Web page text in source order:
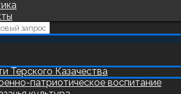
Терского Казачества
патриотическое воспитание